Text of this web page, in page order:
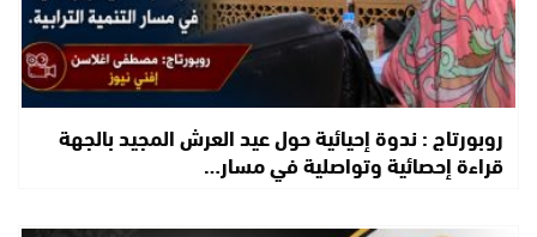
روبورتاج : ندوة إحيائية حول عيد العرش المجيد بالجهة
قراءة إحصائية وتواصلية في مسار…